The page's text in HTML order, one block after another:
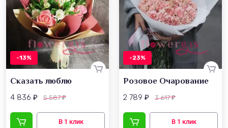
-13%
Сказать люблю
4 836 ₽ 5 587₽
-23%
Розовое Очарование
2 789 ₽ 3 617₽